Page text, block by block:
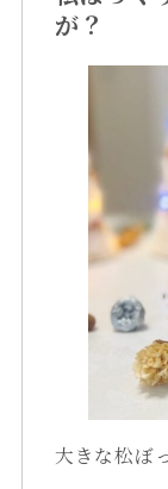
が？
大きな松ぼ